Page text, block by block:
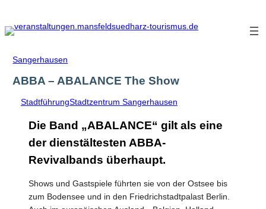
Inhalt
springen
Sangerhausen
ABBA – ABALANCE The Show
StadtführungStadtzentrum Sangerhausen
Die Band „ABALANCE“ gilt als eine
der dienstältesten ABBA-
Revivalbands überhaupt.
Shows und Gastspiele führten sie von der Ostsee bis
zum Bodensee und in den Friedrichstadtpalast Berlin.